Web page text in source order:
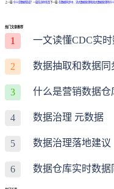
上一篇: 什么是数据管道？一篇告诉你答案 下一篇: 在数据同步中，流式数据处理和批式数据处理有什么
热门文章推荐
1 一文读懂CDC实
2 数据抽取和数据
3 什么是营销数据仓
4 数据治理 元数据
5 数据治理落地建议
6 数据仓库实时数据